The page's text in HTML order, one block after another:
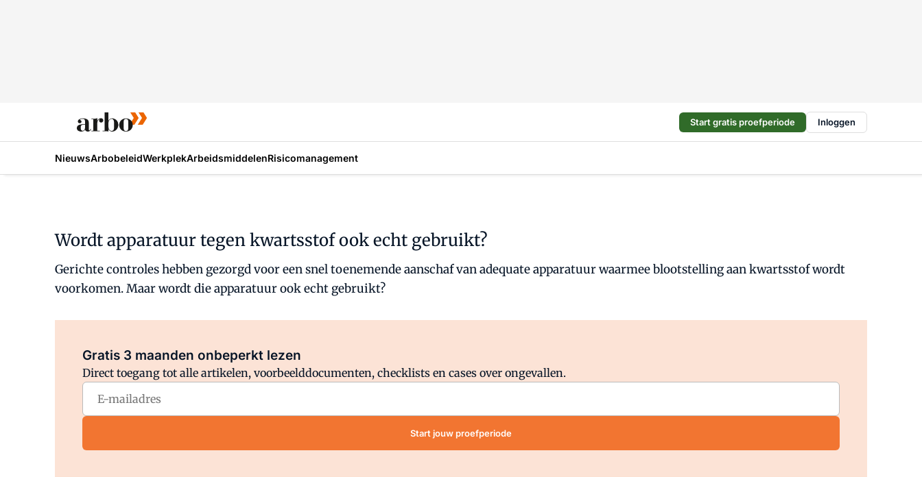
Start gratis proefperiode Inloggen
NieuwsArbobeleidWerkplekArbeidsmiddelenRisicomanagement
Wordt apparatuur tegen kwartsstof ook echt gebruikt?
Gerichte controles hebben gezorgd voor een snel toenemende aanschaf van adequate apparatuur waarmee blootstelling aan kwartsstof wordt
voorkomen. Maar wordt die apparatuur ook echt gebruikt?
Gratis 3 maanden onbeperkt lezen
Direct toegang tot alle artikelen, voorbeelddocumenten, checklists en cases over ongevallen.
Start jouw proefperiode